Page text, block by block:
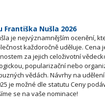
Františka Nušla 2026
je nejvýznamnějším ocenění,
každoročně uděluje. Cena
za jejich celoživotní
popularizační nebo
vědách. Návrhy na
je možné dle statutu Ceny
se na vaše nominace!